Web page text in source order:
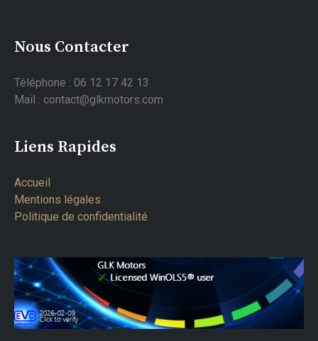
Nous Contacter
Téléphone : 06 12 17 42 13
Mail : contact@glkmotors.com
Liens Rapides
Accueil
Mentions légales
Politique de confidentialité